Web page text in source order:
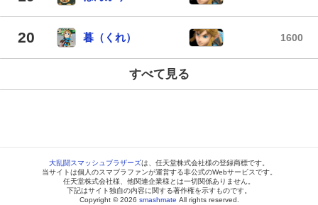
20 暮（くれ） 1600
すべて見る
大乱闘スマッシュブラザーズは、任天堂株式会社様の登録商標です。
当サイトは個人のスマブラファンが運営する非公式のWebサービスです。
任天堂株式会社様、他関連企業様とは一切関係ありません。
下記はサイト独自の内容に関する著作権を示すものです。
Copyright © 2026 smashmate All rights reserved.